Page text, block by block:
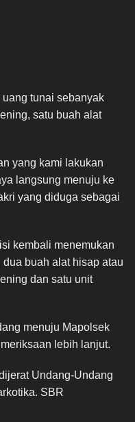
tunai sebanyak
satu buah alat
yang kami lakukan
langsung menuju ke
yang diduga sebagai
kembali menemukan
buah alat hisap atau
dan satu unit
menuju Mapolsek
lebih lanjut.
Undang-Undang
SBR